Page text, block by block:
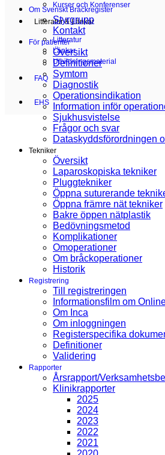
Kurser och Konferenser
Litteratur & Länkar
Litteratur
Länkar
Utbildningsmaterial
FAQ
EHS
Om Svenskt Bråckregister
Styrgrupp
Kontakt
För patienter
Översikt
Definitioner
Symtom
Diagnostik
Operationsindikation
Information inför
Sjukhusvistelse
Frågor och svar
Dataskyddsförordningen
Tekniker
Översikt
Laparoskopiska tekniker
Pluggtekniker
Öppna suturerande
Öppna främre nät tekniker
Bakre öppen nätplastik
Bedövningsmetod
Komplikationer
Omoperationer
Om bråckoperationer
Historik
Registrering
Till registreringen
Informationsfilm om
Om Inca
Om inloggningen
Registerspecifika
Definitioner
Validering
Rapporter
Årsrapport/
Klinikrapporter
2025
2024
2023
2022
2021